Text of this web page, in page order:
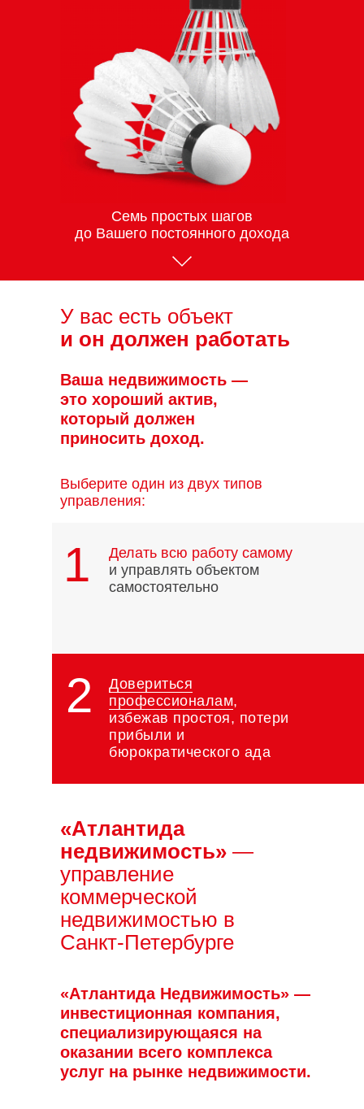
Семь простых шагов
до Вашего постоянного дохода
У вас есть объект
и он должен работать
Ваша недвижимость —
это хороший актив,
который должен
приносить доход.
Выберите один из двух типов
управления:
Делать всю работу самому
и управлять объектом
самостоятельно
Довериться
профессионалам,
избежав простоя, потери
прибыли и
бюрократического ада
1
2
«Атлантида Недвижимость» —
инвестиционная компания,
специализирующаяся на
оказании всего комплекса
услуг на рынке недвижимости.
«Атлантида
недвижимость» —
управление
коммерческой
недвижимостью в
Санкт-Петербурге